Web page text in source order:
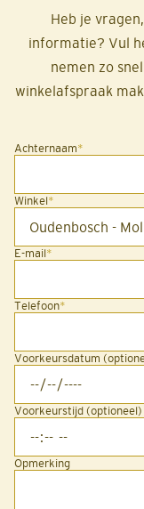
Heb je
informatie? Vul
nemen zo
winkelafspraak
Achternaam*
Winkel*
E-mail*
Telefoon*
Voorkeursdatum
Voorkeurstijd (optioneel)
Opmerking